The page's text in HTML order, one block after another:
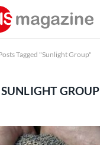
Tagged "Sunlight Group"
SUNLIGHT GROUP